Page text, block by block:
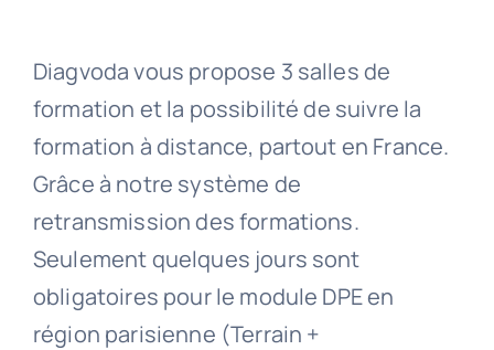
Diagvoda vous propose 3 salles de
formation et la possibilité de suivre la
formation à distance, partout en France.
Grâce à notre système de
retransmission des formations.
Seulement quelques jours sont
obligatoires pour le module DPE en
région parisienne (Terrain +